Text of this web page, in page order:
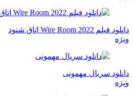
دانلود فیلم Wire Room 2022 اتاق شنود
ویژه
دانلود سریال مهمونی
ویژه